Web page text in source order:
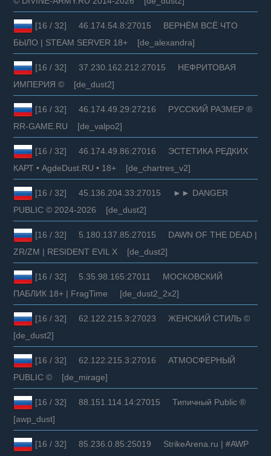
[16 / 32] 46.174.54.8:27015 BEPHЁM BCЁ ЧTO
БЫЛO | STEAM SERVER 18+ [de_alexandra]
[16 / 32] 37.230.162.212:27015 НЕФРИТОВАЯ
ИМПЕРИЯ © [de_dust2]
[16 / 32] 46.174.49.29:27216 РУССКИЙ РАЗМЕР ®
RR-GAME.RU [de_valpo2]
[16 / 32] 46.174.49.86:27016 ЭСТЕТИКА РЕДКИХ
КАРТ • AgdeDust.RU • 18+ [de_chartres_v2]
[16 / 32] 45.136.204.33:27015 ►► DANGER
PUBLIC © 2024-2026 [de_dust2]
[16 / 32] 5.180.137.85:27015 DAWN OF THE DEAD |
ZR/ZM | RESIDENT EVIL X [de_dust2]
[16 / 32] 5.35.98.165:27011 МОСКОВСКИЙ
ПАБЛИК 18+ | FragTime [de_dust2_2x2]
[16 / 32] 62.122.215.3:27023 ЖЕНСКИЙ СТИЛЬ ©
[de_dust2]
[16 / 32] 62.122.215.3:27016 АТМОСФЕРНЫЙ
PUBLIC © [de_mirage]
[16 / 32] 88.151.114.14:27015 Типичный Public ®
[awp_dust]
[16 / 32] 85.236.0.85:25019 StrikeArena.ru | #AWP